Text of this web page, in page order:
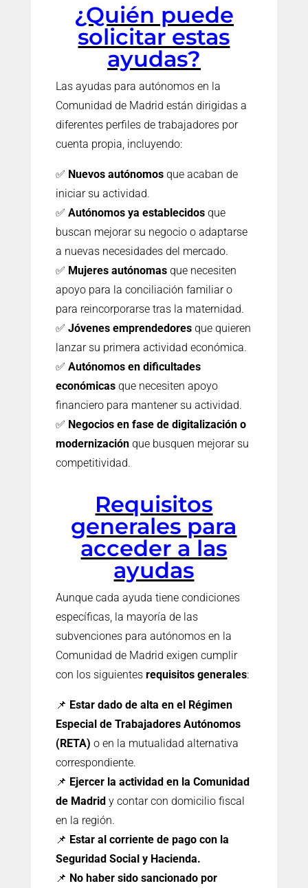
¿Quién puede
solicitar estas
ayudas?
Las ayudas para autónomos en la
Comunidad de Madrid están dirigidas a
diferentes perfiles de trabajadores por
cuenta propia, incluyendo:
✅ Nuevos autónomosque acaban de
iniciar su actividad.
✅ Autónomos ya establecidosque
buscan mejorar su negocio o adaptarse
a nuevas necesidades del mercado.
✅ Mujeres autónomasque necesiten
apoyo para la conciliación familiar o
para reincorporarse tras la maternidad.
✅ Jóvenes emprendedoresque quieren
lanzar su primera actividad económica.
✅ Autónomos en dificultades
económicasque necesiten apoyo
financiero para mantener su actividad.
✅ Negocios en fase de digitalización o
modernizaciónque busquen mejorar su
competitividad.
Requisitos
generales para
acceder a las
ayudas
Aunque cada ayuda tiene condiciones
específicas, la mayoría de las
subvenciones para autónomos en la
Comunidad de Madrid exigen cumplir
con los siguientes requisitos generales:
📌 Estar dado de alta en el Régimen
Especial de Trabajadores Autónomos
(RETA) o en la mutualidad alternativa
correspondiente.
📌 Ejercer la actividad en la Comunidad
de Madridy contar con domicilio fiscal
en la región.
📌 Estar al corriente de pago con la
Seguridad Social y Hacienda.
📌 No haber sido sancionado por